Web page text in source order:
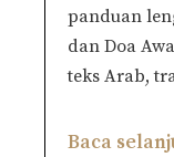
panduan
dan Doa
teks Arab,
Baca